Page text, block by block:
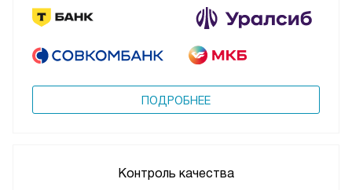
ПОДРОБНЕЕ
Контроль качества